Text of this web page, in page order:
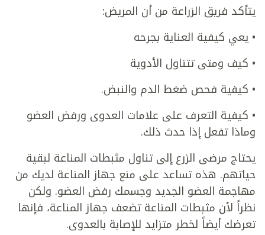
يتأكد فريق الزراعة من أن المريض:
• يعي كيفية العناية بجرحه
• كيف ومتى تتناول الأدوية
• كيفية فحص ضغط الدم والنبض.
• كيفية التعرف على علامات العدوى ورفض العضو
وماذا تفعل إذا حدث ذلك.
يحتاج مرضى الزرع إلى تناول مثبطات المناعة لبقية
حياتهم. هذه تساعد على منع جهاز المناعة لديك من
مهاجمة العضو الجديد وجسمك رفض العضو. ولكن
نظراً لأن مثبطات المناعة تضعف جهاز المناعة، فإنها
تعرضك أيضاً لخطر متزايد للإصابة بالعدوى.